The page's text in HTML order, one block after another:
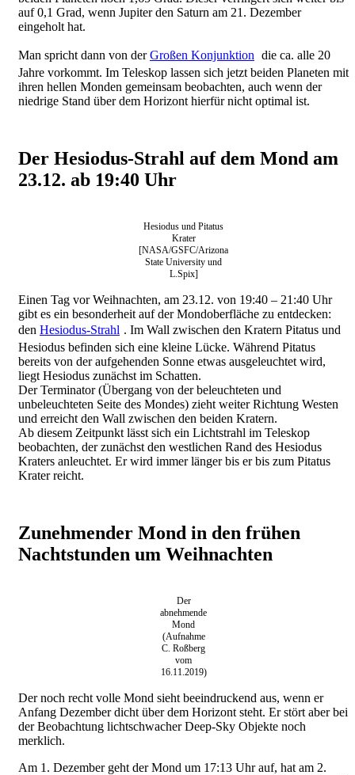
auf 0,1 Grad, wenn Jupiter den Saturn am 21. Dezember
eingeholt hat.
Man spricht dann von derGroßen Konjunktion die ca. alle 20
Jahre vorkommt. Im Teleskop lassen sich jetzt beiden Planeten mit
ihren hellen Monden gemeinsam beobachten, auch wenn der
niedrige Stand über dem Horizont hierfür nicht optimal ist.
Der Hesiodus-Strahl auf dem Mond am
23.12. ab 19:40 Uhr
Hesiodus und Pitatus
Krater
[NASA/GSFC/Arizona
State University und
L.Spix]
Einen Tag vor Weihnachten, am 23.12. von 19:40 – 21:40 Uhr
gibt es ein besonderheit auf der Mondoberfläche zu entdecken:
den Hesiodus-Strahl . Im Wall zwischen den Kratern Pitatus und
Hesiodus befinden sich eine kleine Lücke. Während Pitatus
bereits von der aufgehenden Sonne etwas ausgeleuchtet wird,
liegt Hesiodus zunächst im Schatten.
Der Terminator (Übergang von der beleuchteten und
unbeleuchteten Seite des Mondes) zieht weiter Richtung Westen
und erreicht den Wall zwischen den beiden Kratern.
Ab diesem Zeitpunkt lässt sich ein Lichtstrahl im Teleskop
beobachten, der zunächst den westlichen Rand des Hesiodus
Kraters anleuchtet. Er wird immer länger bis er bis zum Pitatus
Krater reicht.
Zunehmender Mond in den frühen
Nachtstunden um Weihnachten
Der
abnehmende
Mond
(Aufnahme
C. Roßberg
vom
16.11.2019)
Der noch recht volle Mond sieht beeindruckend aus, wenn er
Anfang Dezember dicht über dem Horizont steht. Er stört aber bei
der Beobachtung lichtschwacher Deep-Sky Objekte noch
merklich.
Am 1. Dezember geht der Mond um 17:13 Uhr auf, hat am 2.